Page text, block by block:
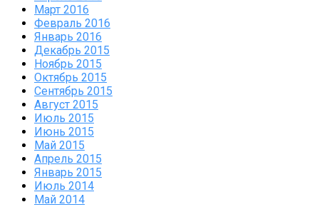
Март 2016
Февраль 2016
Январь 2016
Декабрь 2015
Ноябрь 2015
Октябрь 2015
Сентябрь 2015
Август 2015
Июль 2015
Июнь 2015
Май 2015
Апрель 2015
Январь 2015
Июль 2014
Май 2014